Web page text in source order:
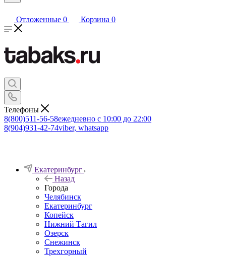
Отложенные 0 Корзина 0
Телефоны
8(800)511-56-58ежедневно с 10:00 до 22:00
8(904)931-42-74viber, whatsapp
Екатеринбург
Назад
Города
Челябинск
Екатеринбург
Копейск
Нижний Тагил
Озерск
Снежинск
Трехгорный